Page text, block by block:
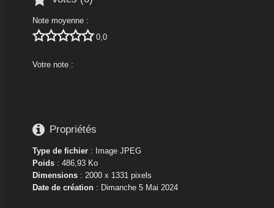
Note moyenne :
 0,0
Votre note :
 Propriétés
Type de fichier: Image JPEG
Poids: 486,93 Ko
Dimensions: 2000 x 1331 pixels
Date de création: Dimanche 5 Mai 2024